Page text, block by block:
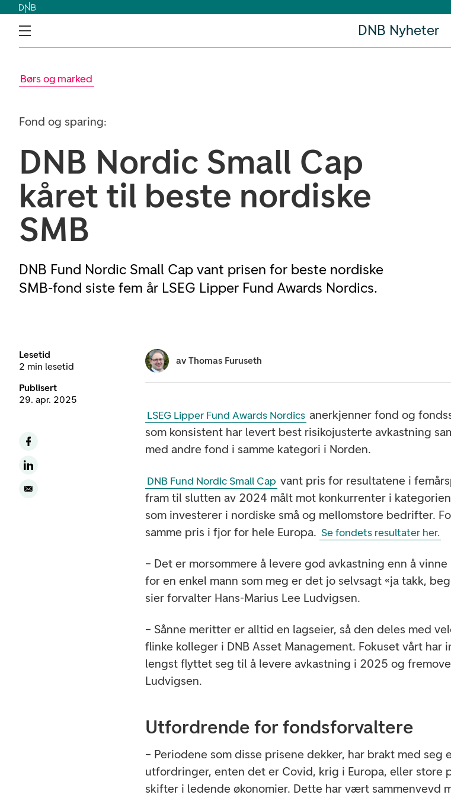
DNB Nyheter
Børs og marked
Fond og sparing:
DNB Nordic Small Cap
kåret til beste nordiske
SMB
DNB Fund Nordic Small Cap vant prisen for beste nordiske
SMB-fond siste fem år LSEG Lipper Fund Awards Nordics.
Lesetid
2 min lesetid
Publisert
29. apr. 2025
av Thomas Furuseth
LSEG Lipper Fund Awards Nordics anerkjenner fond og
som konsistent har levert best risikojusterte avkastning
med andre fond i samme kategori i Norden.
DNB Fund Nordic Small Cap vant pris for resultatene i
fram til slutten av 2024 målt mot konkurrenter i
som investerer i nordiske små og mellomstore bedrifter.
samme pris i fjor for hele Europa. Se fondets resultater her.
– Det er morsommere å levere god avkastning enn å vinne
for en enkel mann som meg er det jo selvsagt «ja takk,
sier forvalter Hans-Marius Lee Ludvigsen.
– Sånne meritter er alltid en lagseier, så den deles med
flinke kolleger i DNB Asset Management. Fokuset vårt har
lengst flyttet seg til å levere avkastning i 2025 og
Ludvigsen.
Utfordrende for fondsforvaltere
– Periodene som disse prisene dekker, har brakt med seg
utfordringer, enten det er Covid, krig i Europa, eller store
skifter i ledende økonomier. Dette har vært sammenvevd